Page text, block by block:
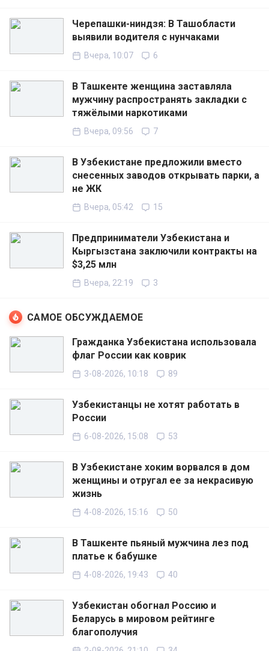
Черепашки-ниндзя: В Ташобласти
выявили водителя с нунчаками
Вчера, 10:07 6
В Ташкенте женщина заставляла
мужчину распространять закладки с
тяжёлыми наркотиками
Вчера, 09:56 7
В Узбекистане предложили вместо
снесенных заводов открывать парки, а
не ЖК
Вчера, 05:42 15
Предприниматели Узбекистана и
Кыргызстана заключили контракты на
$3,25 млн
Вчера, 22:19 3
САМОЕ ОБСУЖДАЕМОЕ
Гражданка Узбекистана использовала
флаг России как коврик
3-08-2026, 10:18 89
Узбекистанцы не хотят работать в
России
6-08-2026, 15:08 53
В Узбекистане хоким ворвался в дом
женщины и отругал ее за некрасивую
жизнь
4-08-2026, 15:16 50
В Ташкенте пьяный мужчина лез под
платье к бабушке
4-08-2026, 19:43 40
Узбекистан обогнал Россию и
Беларусь в мировом рейтинге
благополучия